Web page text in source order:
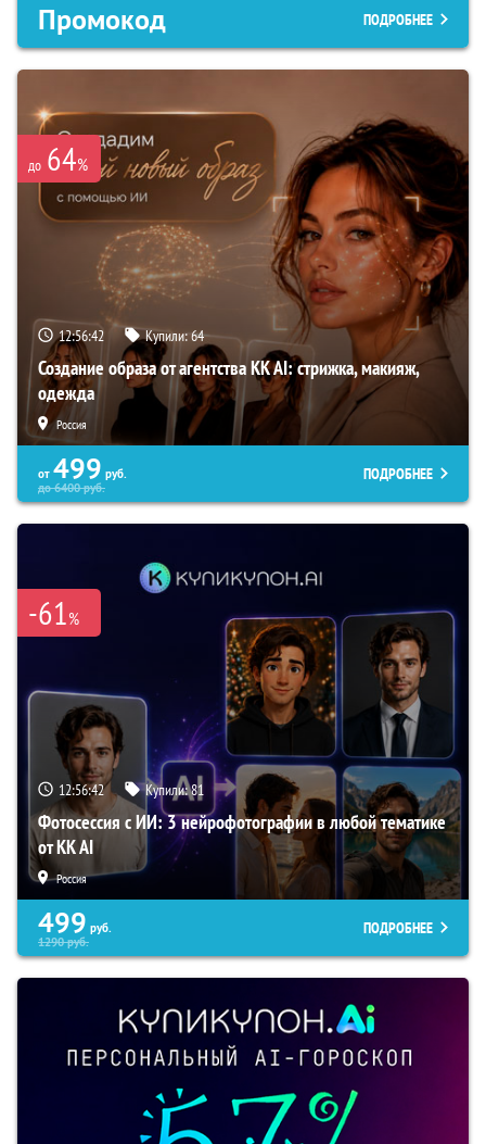
Промокод ПОДРОБНЕЕ
до 64%
12:56:41 Купили:64
Создание образа от агентства KK AI: стрижка, макияж,
одежда
Россия
от 499 руб.
до6400руб.
ПОДРОБНЕЕ
-61%
12:56:41 Купили:81
Фотосессия с ИИ: 3 нейрофотографии в любой тематике
от KK AI
Россия
499 руб.
1290руб.
ПОДРОБНЕЕ